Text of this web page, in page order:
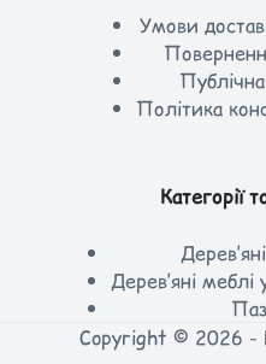
Умови
Політика
Категорії
Дерев’яні меблі
Copyright © 2026 -